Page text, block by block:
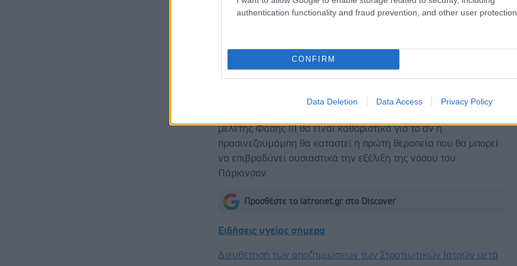
authentication functionality and fraud prevention, and other user protection.
CONFIRM
Data Deletion Data Access Privacy Policy
ασθενείς.
αξιολογηθούν τα αποτελέσματα σε βάθος χρόνου. Στο
μελέτης Φάσης ΙΙΙ θα είναι καθοριστικά για το αν η
πρασινεζουμάμπη θα καταστεί η πρώτη θεραπεία που θα μπορεί
να επιβραδύνει ουσιαστικά την εξέλιξη της νόσου του
Πάρκινσον.
Προσθέστε το iatronet.gr στο Discover
Ειδήσεις υγείας σήμερα
Διευθέτηση των αποζημιώσεων των Στρατιωτικών Ιατρών μετά